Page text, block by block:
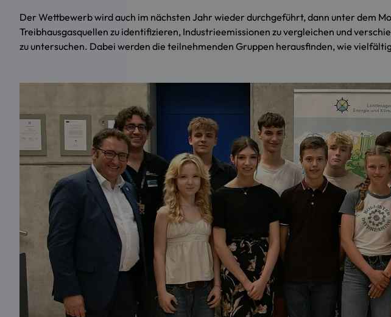
Der Wettbewerb wird auch im nächsten Jahr wieder durchgeführt, dann unter dem
Treibhausgasquellen zu identifizieren, Industrieemissionen zu vergleichen und
zu untersuchen. Dabei werden die teilnehmenden Gruppen herausfinden, wie